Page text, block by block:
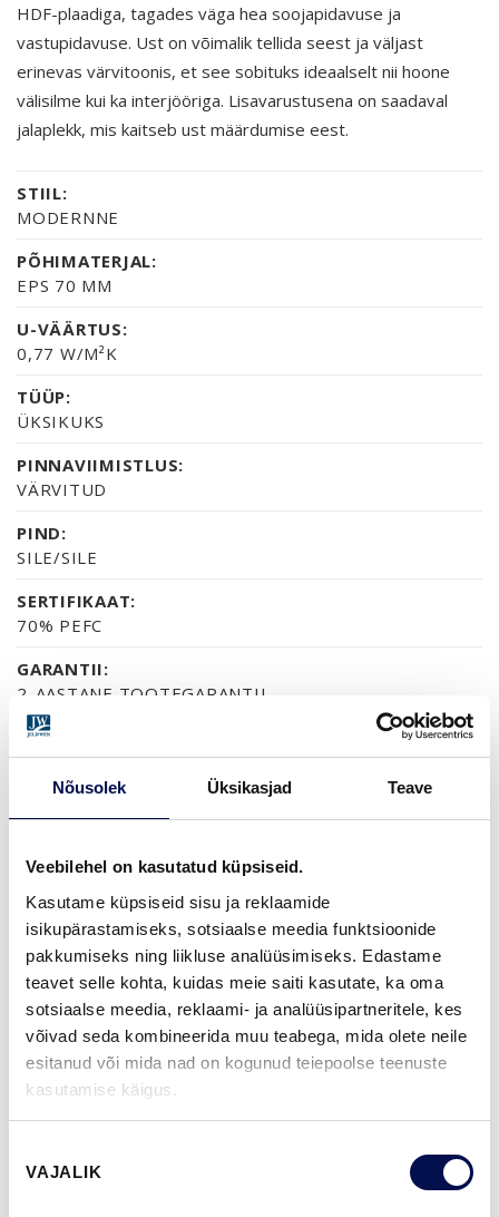
Nõusolek Üksikasjad Teave
Veebilehel on kasutatud küpsiseid.
Kasutame küpsiseid sisu ja reklaamide
isikupärastamiseks, sotsiaalse meedia funktsioonide
pakkumiseks ning liikluse analüüsimiseks. Edastame
teavet selle kohta, kuidas meie saiti kasutate, ka oma
sotsiaalse meedia, reklaami- ja analüüsipartneritele, kes
võivad seda kombineerida muu teabega, mida olete neile
esitanud või mida nad on kogunud teiepoolse teenuste
kasutamise käigus.
valik
VAJALIK
HDF-plaadiga, tagades väga hea soojapidavuse ja
vastupidavuse. Ust on võimalik tellida seest ja väljast
erinevas värvitoonis, et see sobituks ideaalselt nii hoone
välisilme kui ka interjööriga. Lisavarustusena on saadaval
jalaplekk, mis kaitseb ust määrdumise eest.
STIIL:
MODERNNE
PÕHIMATERJAL:
EPS 70 MM
U-VÄÄRTUS:
0,77 W/M²K
TÜÜP:
ÜKSIKUKS
PINNAVIIMISTLUS:
VÄRVITUD
PIND:
SILE/SILE
SERTIFIKAAT:
70% PEFC
GARANTII:
2-AASTANE TOOTEGARANTII
VIIMISTLUS (11)
NCS S0502-YNCS S0500-NNCS S3502-YNCS S7000-NNCS S9000-N
ROHKEM
MÕÕDUD
LEIA EDASIMÜÜJA